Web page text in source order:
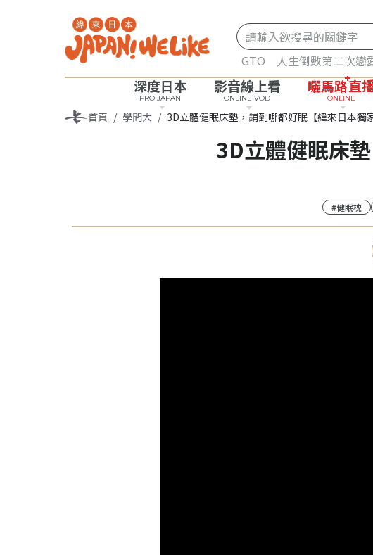
GTO 人生倒數第二次戀
深度日本
PRO JAPAN
影音線上看
ONLINE VOD
曬馬路+直
ONLINE
首頁 學問大 3D立體健眠床墊，鋪到哪都好眠【緯來日本獨
3D立體健眠床
#健眠枕